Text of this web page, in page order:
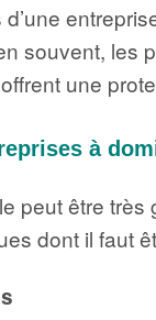
souvent,
une
à
peut être
dont il faut